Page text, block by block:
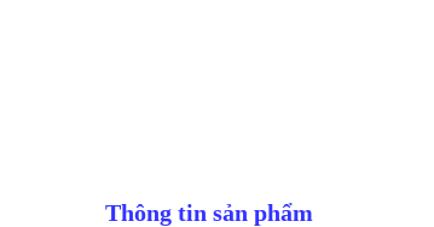
Thông tin sản phẩm